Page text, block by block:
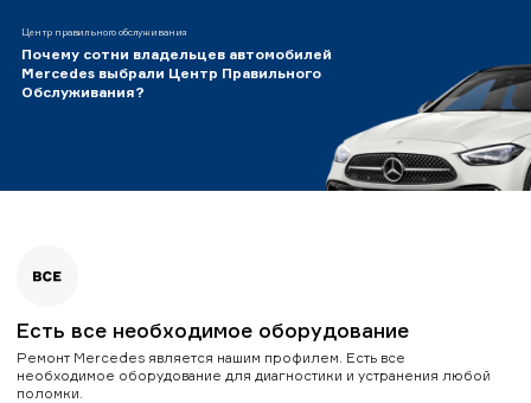
Центр правильного обслуживания
Почему сотни владельцев автомобилей
Mercedes выбрали Центр Правильного
Обслуживания?
Есть все необходимое оборудование
Ремонт Mercedes является нашим профилем. Есть все
необходимое оборудование для диагностики и устранения любой
поломки.